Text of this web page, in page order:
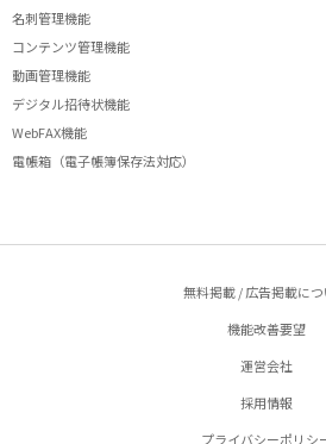
名刺管理機能
コンテンツ管理機能
動画管理機能
デジタル招待状機能
WebFAX機能
電帳箱（電子帳簿保存法対応）
無料掲載 / 広告掲載に
機能改善要望
運営会社
採用情報
プライバシーポリシ